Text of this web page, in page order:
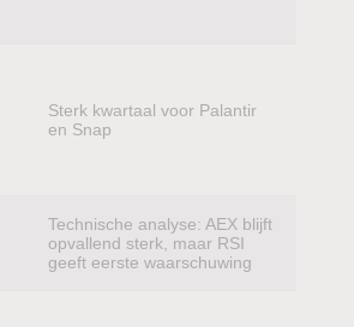
Sterk kwartaal voor Palantir
en Snap
Technische analyse: AEX blijft
opvallend sterk, maar RSI
geeft eerste waarschuwing